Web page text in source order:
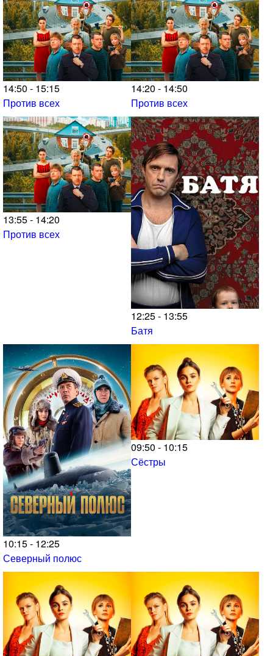
14:50 - 15:15
Против всех
14:20 - 14:50
Против всех
13:55 - 14:20
Против всех
12:25 - 13:55
Батя
10:15 - 12:25
Северный полюс
09:50 - 10:15
Сёстры